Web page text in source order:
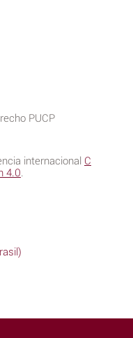
PUCP
internacional C
4.0.